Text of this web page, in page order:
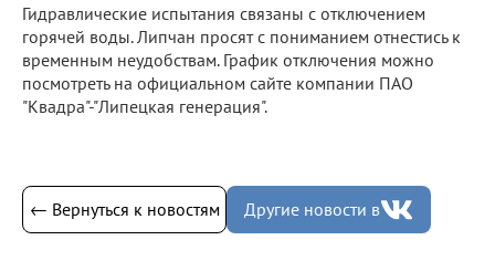
Гидравлические испытания связаны с отключением
горячей воды. Липчан просят с пониманием отнестись к
временным неудобствам. График отключения можно
посмотреть на официальном сайте компании ПАО
"Квадра"-"Липецкая генерация".
← Вернуться к новостям Другие новости в